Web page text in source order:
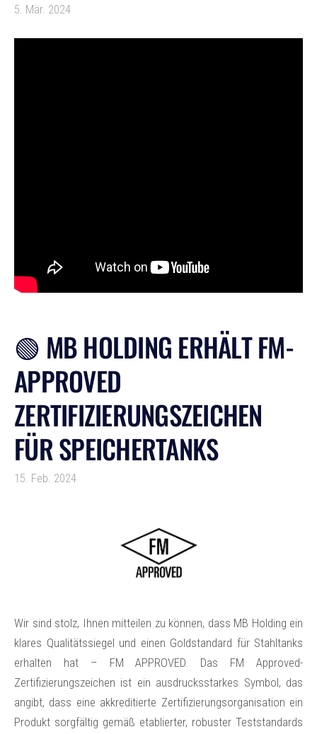
5. Mär. 2024
🟢 MB HOLDING ERHÄLT FM-
APPROVED
ZERTIFIZIERUNGSZEICHEN
FÜR SPEICHERTANKS
15. Feb. 2024
Wir sind stolz, Ihnen mitteilen zu können, dass MB Holding ein
klares Qualitätssiegel und einen Goldstandard für Stahltanks
erhalten hat – FM APPROVED. Das FM Approved-
Zertifizierungszeichen ist ein ausdrucksstarkes Symbol, das
angibt, dass eine akkreditierte Zertifizierungsorganisation ein
Produkt sorgfältig gemäß etablierter, robuster Teststandards